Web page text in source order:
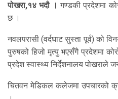
पोखरा,१४ भदौ । गण्डकी प्रदेशमा
छ ।
नवलपरासी (वर्दघाट सुस्ता पूर्व) को
पुरुषको हिजो मृत्यु भएसँगै प्रदेशमा
प्रदेश स्वास्थ्य निर्देशनालय पोखराले
चितवन मेडिकल कलेजमा उपचारको